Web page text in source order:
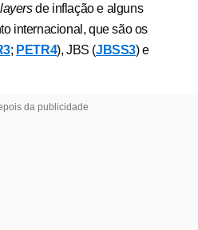
de inflação e alguns
internacional, que são os
; PETR4), JBS (JBSS3) e
da publicidade